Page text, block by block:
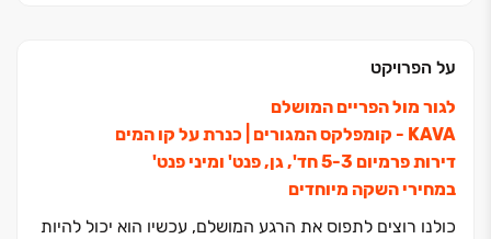
על הפרויקט
לגור מול הפריים המושלם
KAVA ‏- קומפלקס המגורים ‏| כנרת על קו המים
דירות פרמיום ‏3‏-‏5 חד', גן, פנט' ומיני פנט'
במחירי השקה מיוחדים
כולנו רוצים לתפוס את הרגע המושלם, עכשיו הוא יכול להיות